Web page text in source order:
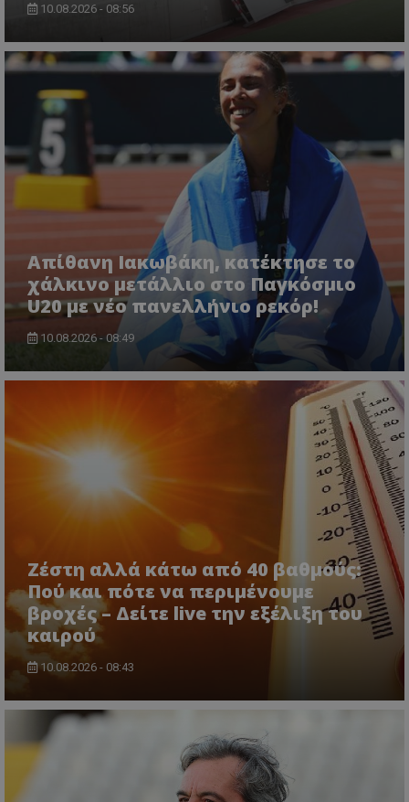
10.08.2026 - 08:56
Απίθανη Ιακωβάκη, κατέκτησε το
χάλκινο μετάλλιο στο Παγκόσμιο
U20 με νέο πανελλήνιο ρεκόρ!
10.08.2026 - 08:49
Ζέστη αλλά κάτω από 40 βαθμούς:
Πού και πότε να περιμένουμε
βροχές – Δείτε live την εξέλιξη του
καιρού
10.08.2026 - 08:43